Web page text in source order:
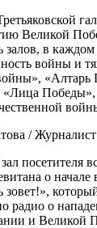
Великой
залов, в
войны и
«Алтарь
Победы»,
/
посетителя
о
зовет!»,
радио о
и Великой